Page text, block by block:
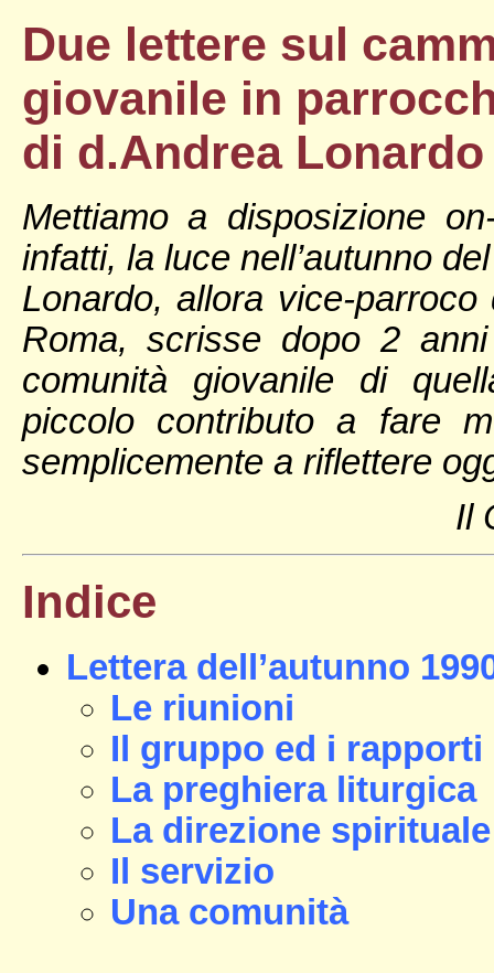
Due lettere sul
giovanile in
di d.Andrea Lonardo
Mettiamo a disposizione
infatti, la luce nell’autunno
Lonardo, allora vice-
Roma, scrisse dopo 2
comunità giovanile di
piccolo contributo a fare
semplicemente a riflettere
Il
Indice
Lettera dell’autunno
Le riunioni
Il gruppo ed i rapporti
La preghiera liturgica
La direzione spirituale
Il servizio
Una comunità